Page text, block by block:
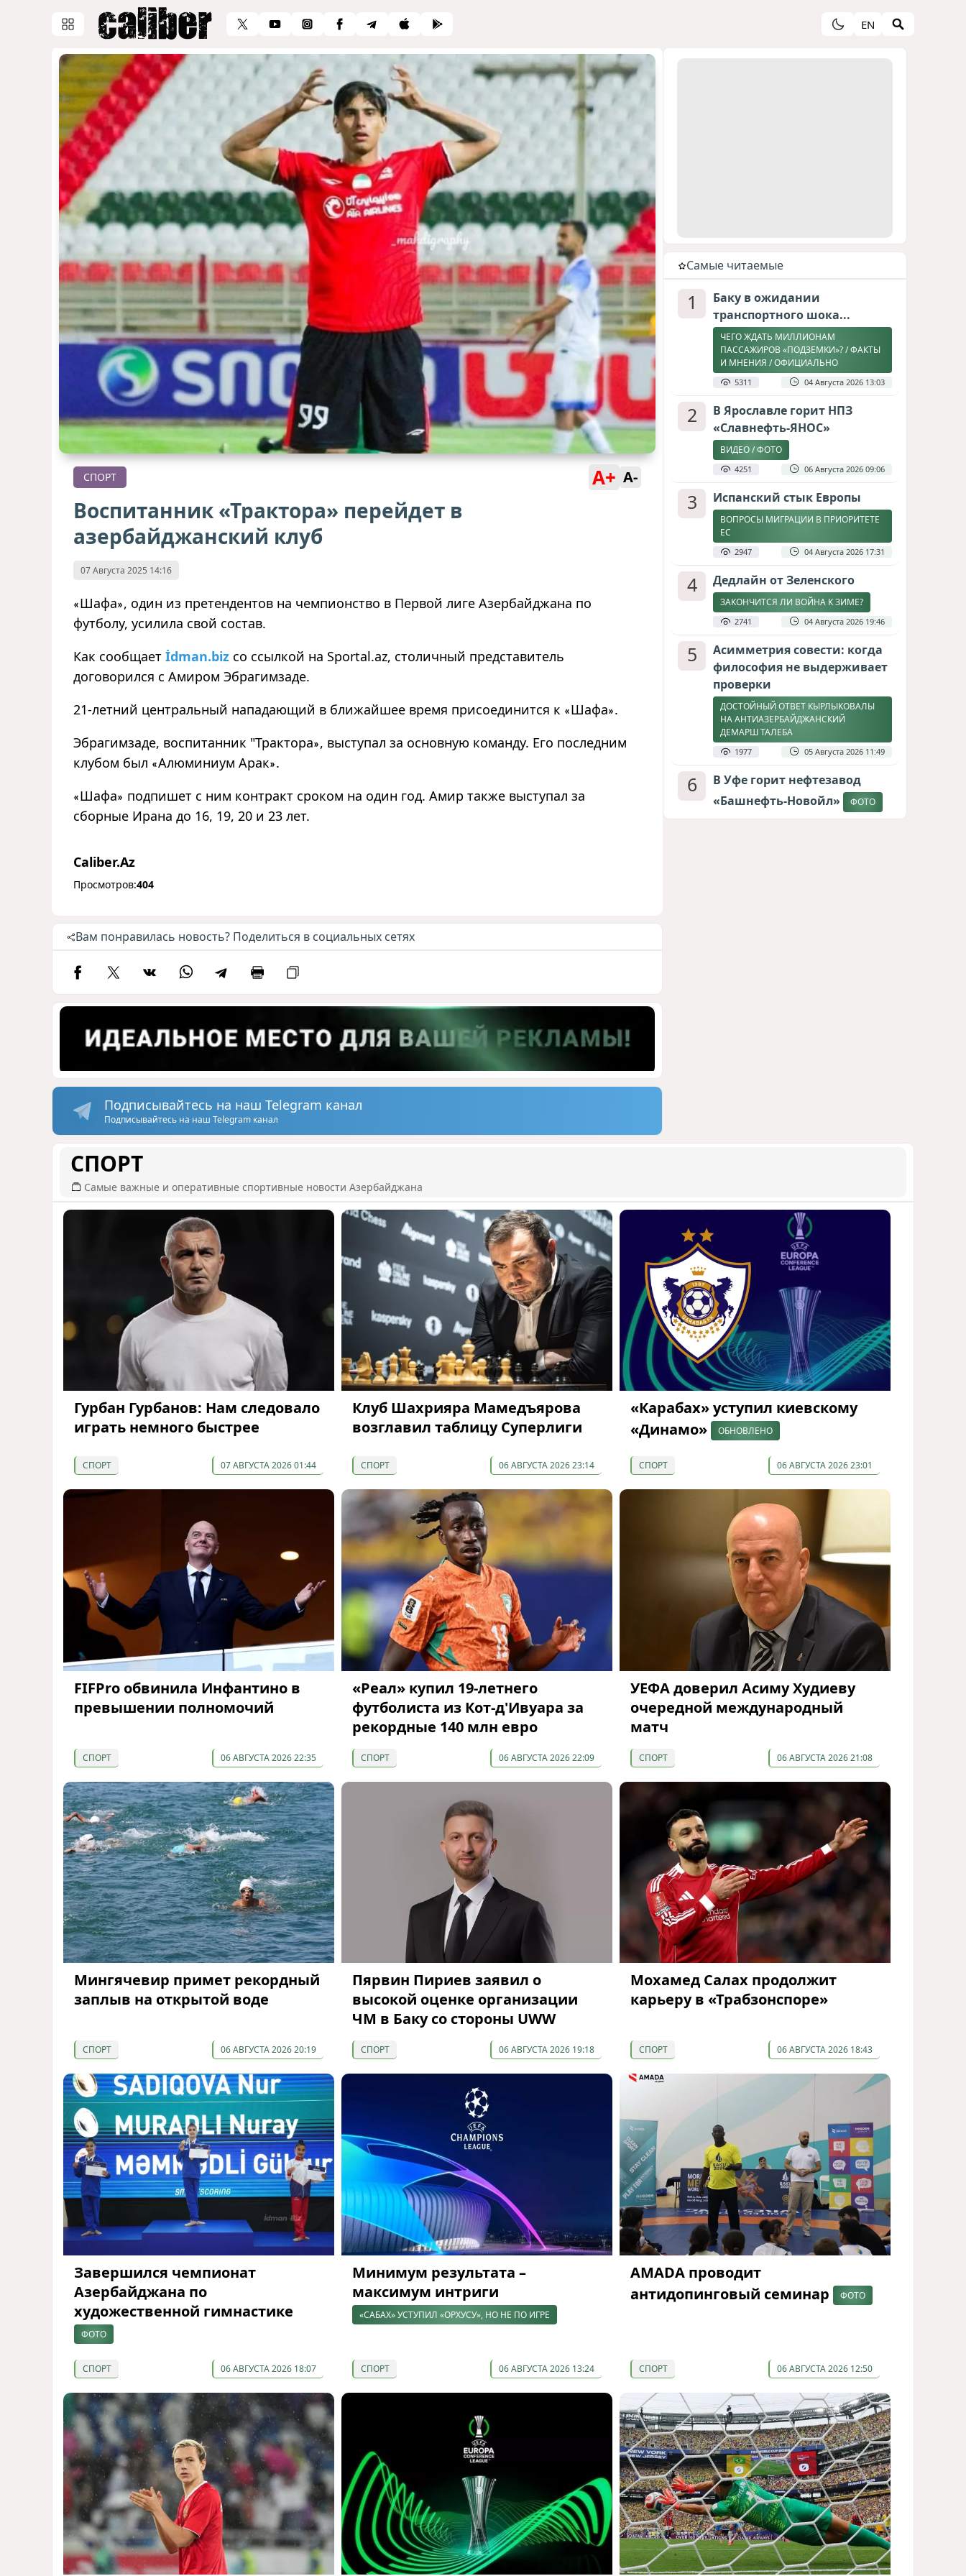
EN
СПОРТ A+ A-
Воспитанник «Трактора» перейдет в
азербайджанский клуб
07 Августа 2025 14:16
«Шафа», один из претендентов на чемпионство в Первой лиге Азербайджана по
футболу, усилила свой состав.
Как сообщает İdman.biz со ссылкой на Sportal.az, столичный представитель
договорился с Амиром Эбрагимзаде.
21-летний центральный нападающий в ближайшее время присоединится к «Шафа».
Эбрагимзаде, воспитанник "Трактора», выступал за основную команду. Его последним
клубом был «Алюминиум Арак».
«Шафа» подпишет с ним контракт сроком на один год. Амир также выступал за
сборные Ирана до 16, 19, 20 и 23 лет.
Caliber.Az
Просмотров:404
Вам понравилась новость? Поделиться в социальных сетях
Подписывайтесь на наш Telegram канал
Подписывайтесь на наш Telegram канал
Cамые читаемые
1
Баку в ожидании
транспортного шока...
ЧЕГО ЖДАТЬ МИЛЛИОНАМ
ПАССАЖИРОВ «ПОДЗЕМКИ»? / ФАКТЫ
И МНЕНИЯ / ОФИЦИАЛЬНО
5311 04 Августа 2026 13:03
2
В Ярославле горит НПЗ
«Славнефть-ЯНОС»
ВИДЕО / ФОТО
4251 06 Августа 2026 09:06
3 Испанский стык Европы
ВОПРОСЫ МИГРАЦИИ В ПРИОРИТЕТЕ
ЕС
2947 04 Августа 2026 17:31
4 Дедлайн от Зеленского
ЗАКОНЧИТСЯ ЛИ ВОЙНА К ЗИМЕ?
2741 04 Августа 2026 19:46
5
Асимметрия совести: когда
философия не выдерживает
проверки
ДОСТОЙНЫЙ ОТВЕТ КЫРЛЫКОВАЛЫ
НА АНТИАЗЕРБАЙДЖАНСКИЙ
ДЕМАРШ ТАЛЕБА
1977 05 Августа 2026 11:49
6
В Уфе горит нефтезавод
«Башнефть-Новойл»
ФОТО
979 05 Августа 2026 17:46
СПОРТ
Самые важные и оперативные спортивные новости Азербайджана
Гурбан Гурбанов: Нам следовало
играть немного быстрее
СПОРТ 07 АВГУСТА 2026 01:44
Клуб Шахрияра Мамедъярова
возглавил таблицу Суперлиги
СПОРТ 06 АВГУСТА 2026 23:14
«Карабах» уступил киевскому
«Динамо»
ОБНОВЛЕНО
СПОРТ 06 АВГУСТА 2026 23:01
FIFPro обвинила Инфантино в
превышении полномочий
СПОРТ 06 АВГУСТА 2026 22:35
«Реал» купил 19-летнего
футболиста из Кот-д'Ивуара за
рекордные 140 млн евро
СПОРТ 06 АВГУСТА 2026 22:09
УЕФА доверил Асиму Худиеву
очередной международный
матч
СПОРТ 06 АВГУСТА 2026 21:08
Мингячевир примет рекордный
заплыв на открытой воде
СПОРТ 06 АВГУСТА 2026 20:19
Пярвин Пириев заявил о
высокой оценке организации
ЧМ в Баку со стороны UWW
СПОРТ 06 АВГУСТА 2026 19:18
Мохамед Салах продолжит
карьеру в «Трабзонспоре»
СПОРТ 06 АВГУСТА 2026 18:43
Завершился чемпионат
Азербайджана по
художественной гимнастике
ФОТО
СПОРТ 06 АВГУСТА 2026 18:07
Минимум результата –
максимум интриги
«САБАХ» УСТУПИЛ «ОРХУСУ», НО НЕ ПО ИГРЕ
СПОРТ 06 АВГУСТА 2026 13:24
AMADA проводит
антидопинговый семинар
ФОТО
СПОРТ 06 АВГУСТА 2026 12:50